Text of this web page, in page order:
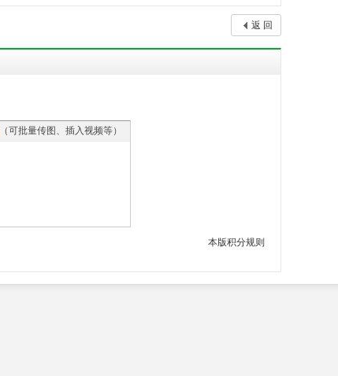
返 回
（可批量传图、插入视频等）
本版积分规则